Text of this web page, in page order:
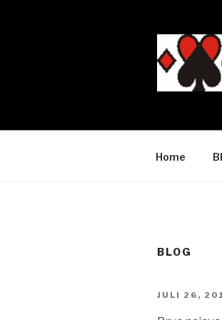
Home
BLOG
POSTED
JULI 26,